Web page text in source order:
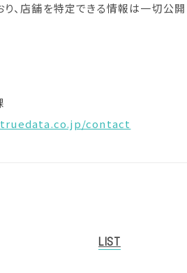
、店舗を特定できる情報は一切公開
contact
LIST